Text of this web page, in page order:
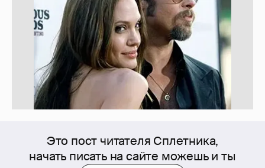
Это пост читателя Сплетника,
начать писать на сайте можешь и ты